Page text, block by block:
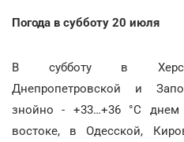
Погода в субботу 20 июля
В субботу в
Днепропетровской и
знойно - +33…+36 °С
востоке, в Одесской,